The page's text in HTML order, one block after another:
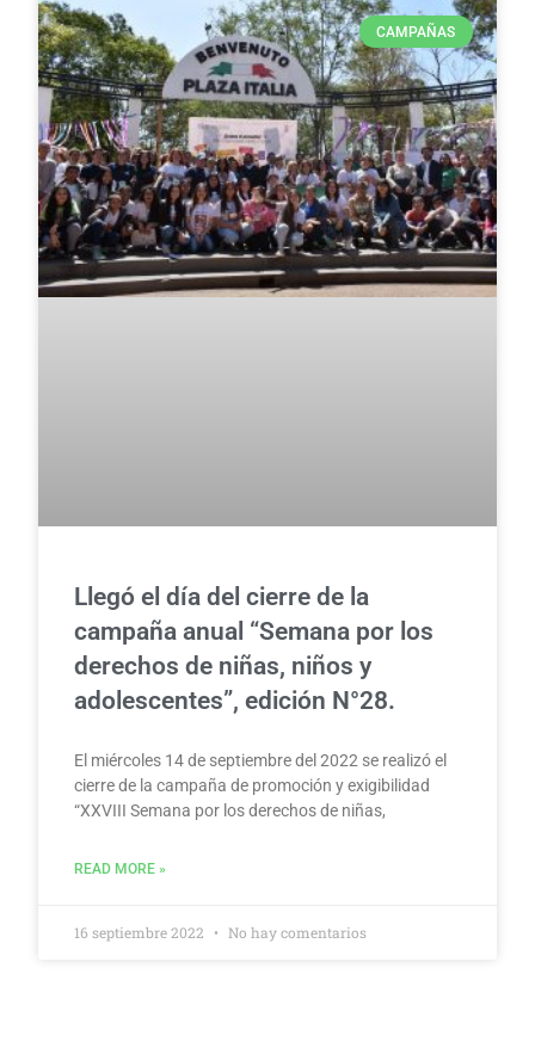
CAMPAÑAS
Llegó el día del cierre de la
campaña anual “Semana por los
derechos de niñas, niños y
adolescentes”, edición N°28.
El miércoles 14 de septiembre del 2022 se realizó el
cierre de la campaña de promoción y exigibilidad
“XXVIII Semana por los derechos de niñas,
READ MORE »
16 septiembre 2022 No hay comentarios